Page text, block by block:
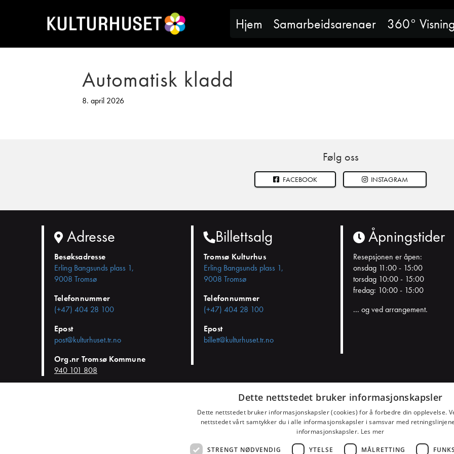
Hjem Samarbeidsarenaer 360° Visning
Automatisk kladd
8. april 2026
Følg oss
FACEBOOK INSTAGRAM
Adresse
Besøksadresse
Erling Bangsunds plass 1,
9008 Tromsø
Telefonnummer
(+47) 404 28 100
Epost
post@kulturhuset.tr.no
Org.nr Tromsø Kommune
940 101 808
Billettsalg
Tromsø Kulturhus
Erling Bangsunds plass 1,
9008 Tromsø
Telefonnummer
(+47) 404 28 100
Epost
billett@kulturhuset.tr.no
Åpningstider
Resepsjonen er åpen:
onsdag 11:00 - 15:00
torsdag 10:00 - 15:00
fredag: 10:00 - 15:00
... og ved arrangement.
Endre cookie-samtykketDette nettstedet bruker informasjonskapsler
Dette nettstedet bruker informasjonskapsler (cookies) for å forbedre din opplevelse.
nettstedet vårt samtykker du i alle informasjonskapsler i samsvar med
informasjonskapsler. Les mer
STRENGT NØDVENDIG YTELSE MÅLRETTING